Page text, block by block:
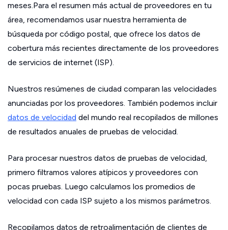
meses.Para el resumen más actual de proveedores en tu
área, recomendamos usar nuestra herramienta de
búsqueda por código postal, que ofrece los datos de
cobertura más recientes directamente de los proveedores
de servicios de internet (ISP).
Nuestros resúmenes de ciudad comparan las velocidades
anunciadas por los proveedores. También podemos incluir
datos de velocidad del mundo real recopilados de millones
de resultados anuales de pruebas de velocidad.
Para procesar nuestros datos de pruebas de velocidad,
primero filtramos valores atípicos y proveedores con
pocas pruebas. Luego calculamos los promedios de
velocidad con cada ISP sujeto a los mismos parámetros.
Recopilamos datos de retroalimentación de clientes de